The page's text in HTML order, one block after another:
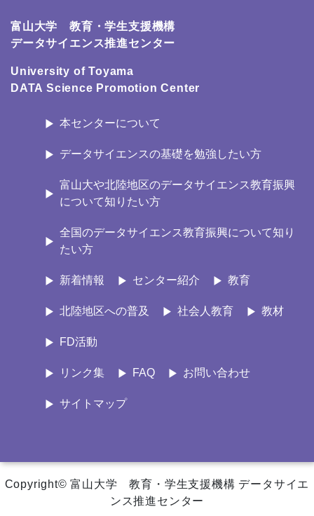
富山大学 教育・学生支援機構
データサイエンス推進センター
University of Toyama
DATA Science Promotion Center
本センターについて
データサイエンスの基礎を勉強したい方
富山大や北陸地区のデータサイエンス教育振興
について知りたい方
全国のデータサイエンス教育振興について知り
たい方
新着情報 センター紹介 教育
北陸地区への普及 社会人教育 教材
FD活動
リンク集 FAQ お問い合わせ
サイトマップ
Copyright© 富山大学 教育・学生支援機構 データサイエ
ンス推進センター